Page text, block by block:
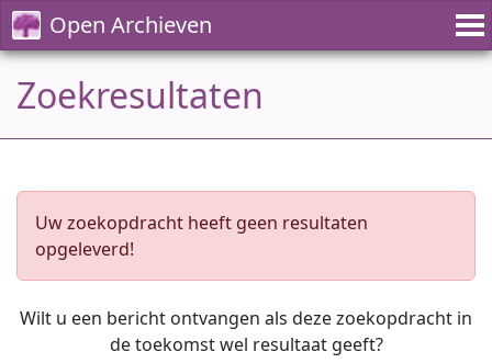
Open Archieven
Zoekresultaten
Uw zoekopdracht heeft geen resultaten
opgeleverd!
Wilt u een bericht ontvangen als deze zoekopdracht in
de toekomst wel resultaat geeft?